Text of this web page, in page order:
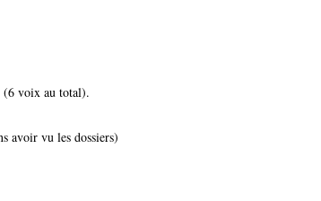
(6 voix au total).
avoir vu les dossiers)